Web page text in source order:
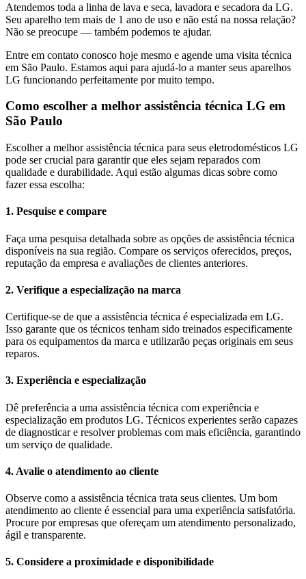
Atendemos toda a linha de lava e seca, lavadora e secadora da LG.
Seu aparelho tem mais de 1 ano de uso e não está na nossa relação?
Não se preocupe — também podemos te ajudar.
Entre em contato conosco hoje mesmo e agende uma visita técnica
em São Paulo. Estamos aqui para ajudá-lo a manter seus aparelhos
LG funcionando perfeitamente por muito tempo.
Como escolher a melhor assistência técnica LG em
São Paulo
Escolher a melhor assistência técnica para seus eletrodomésticos LG
pode ser crucial para garantir que eles sejam reparados com
qualidade e durabilidade. Aqui estão algumas dicas sobre como
fazer essa escolha:
1. Pesquise e compare
Faça uma pesquisa detalhada sobre as opções de assistência técnica
disponíveis na sua região. Compare os serviços oferecidos, preços,
reputação da empresa e avaliações de clientes anteriores.
2. Verifique a especialização na marca
Certifique-se de que a assistência técnica é especializada em LG.
Isso garante que os técnicos tenham sido treinados especificamente
para os equipamentos da marca e utilizarão peças originais em seus
reparos.
3. Experiência e especialização
Dê preferência a uma assistência técnica com experiência e
especialização em produtos LG. Técnicos experientes serão capazes
de diagnosticar e resolver problemas com mais eficiência, garantindo
um serviço de qualidade.
4. Avalie o atendimento ao cliente
Observe como a assistência técnica trata seus clientes. Um bom
atendimento ao cliente é essencial para uma experiência satisfatória.
Procure por empresas que ofereçam um atendimento personalizado,
ágil e transparente.
5. Considere a proximidade e disponibilidade